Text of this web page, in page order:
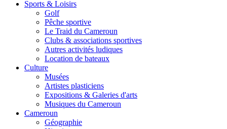
Sports & Loisirs
Golf
Pêche sportive
Le Traid du Cameroun
Clubs & associations sportives
Autres activités ludiques
Location de bateaux
Culture
Musées
Artistes plasticiens
Expositions & Galeries d'arts
Musiques du Cameroun
Cameroun
Géographie